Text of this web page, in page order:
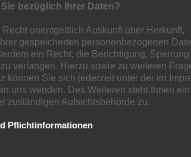
Löwen das Viertelfinale im Kreispokal.
bezüglich Ihrer Daten?
unentgeltlich Auskunft über Herkunft,
gespeicherten personenbezogenen
ein Recht, die Berichtigung, Sperrung
verlangen. Hierzu sowie zu weiteren
können Sie sich jederzeit unter der im
uns wenden. Des Weiteren steht Ihnen ein
zuständigen Aufsichtsbehörde zu.
Pflichtinformationen